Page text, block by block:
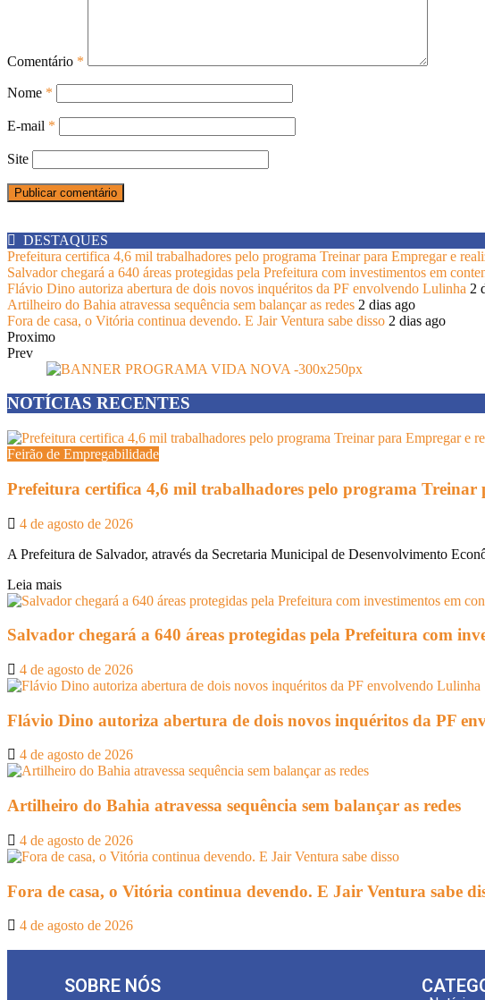
Comentário *
Nome *
E-mail *
Site
DESTAQUES
Prefeitura certifica 4,6 mil trabalhadores pelo programa Treinar para Empregar e
Salvador chegará a 640 áreas protegidas pela Prefeitura com investimentos em
Flávio Dino autoriza abertura de dois novos inquéritos da PF envolvendo Lulinha 2
Artilheiro do Bahia atravessa sequência sem balançar as redes 2 dias ago
Fora de casa, o Vitória continua devendo. E Jair Ventura sabe disso 2 dias ago
Proximo
Prev
NOTÍCIAS RECENTES
Feirão de Empregabilidade
Prefeitura certifica 4,6 mil trabalhadores pelo programa
4 de agosto de 2026
A Prefeitura de Salvador, através da Secretaria Municipal de Desenvolvimento
Leia mais
Salvador chegará a 640 áreas protegidas pela Prefeitura com
4 de agosto de 2026
Flávio Dino autoriza abertura de dois novos inquéritos da PF
4 de agosto de 2026
Artilheiro do Bahia atravessa sequência sem balançar as redes
4 de agosto de 2026
Fora de casa, o Vitória continua devendo. E Jair Ventura sabe
4 de agosto de 2026
SOBRE NÓS